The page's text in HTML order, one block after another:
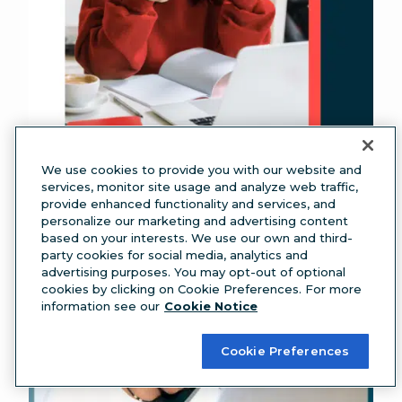
Tout savoir sur les LinkedIn ads en
2025
We use cookies to provide you with our website and
services, monitor site usage and analyze web traffic,
provide enhanced functionality and services, and
personalize our marketing and advertising content
based on your interests. We use our own and third-
party cookies for social media, analytics and
advertising purposes. You may opt-out of optional
cookies by clicking on Cookie Preferences. For more
information see our Cookie Notice
Cookie Preferences